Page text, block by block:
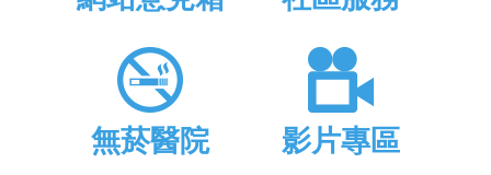
無菸醫院 影片專區